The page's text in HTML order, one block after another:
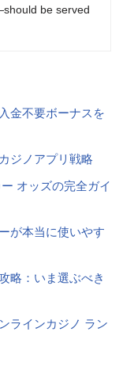
be served
金不要ボーナスを
ジノアプリ戦略
オッズの完全ガイ
が本当に使いやす
略：いま選ぶべき
ラインカジノ ラン